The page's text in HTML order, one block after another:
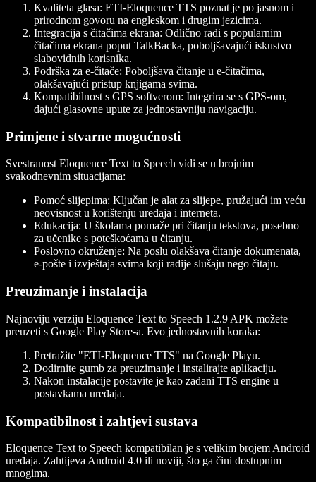
Kvaliteta glasa: ETI-Eloquence TTS poznat je po jasnom i
prirodnom govoru na engleskom i drugim jezicima.
Integracija s čitačima ekrana: Odlično radi s popularnim
čitačima ekrana poput TalkBacka, poboljšavajući iskustvo
slabovidnih korisnika.
Podrška za e-čitače: Poboljšava čitanje u e-čitačima,
olakšavajući pristup knjigama svima.
Kompatibilnost s GPS softverom: Integrira se s GPS-om,
dajući glasovne upute za jednostavniju navigaciju.
Primjene i stvarne mogućnosti
Svestranost Eloquence Text to Speech vidi se u brojnim
svakodnevnim situacijama:
Pomoć slijepima: Ključan je alat za slijepe, pružajući im veću
neovisnost u korištenju uređaja i interneta.
Edukacija: U školama pomaže pri čitanju tekstova, posebno
za učenike s poteškoćama u čitanju.
Poslovno okruženje: Na poslu olakšava čitanje dokumenata,
e-pošte i izvještaja svima koji radije slušaju nego čitaju.
Preuzimanje i instalacija
Najnoviju verziju Eloquence Text to Speech 1.2.9 APK možete
preuzeti s Google Play Store-a. Evo jednostavnih koraka:
Pretražite "ETI-Eloquence TTS" na Google Playu.
Dodirnite gumb za preuzimanje i instalirajte aplikaciju.
Nakon instalacije postavite je kao zadani TTS engine u
postavkama uređaja.
Kompatibilnost i zahtjevi sustava
Eloquence Text to Speech kompatibilan je s velikim brojem Android
uređaja. Zahtijeva Android 4.0 ili noviji, što ga čini dostupnim
mnogima.